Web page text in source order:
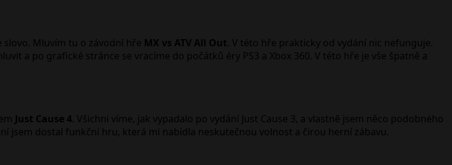
Mluvím tu o závodní hře MX vs ATV All Out. V této hře prakticky od vydání nic nefunguje.
a po grafické stránce se vracíme do počátků éry PS3 a Xbox 360. V této hře je vše špatně a
Just Cause 4. Všichni víme, jak vypadalo po vydání Just Cause 3, a vlastně jsem něco podobného
jsem dostal funkční hru, která mi nabídla neskutečnou volnost a čirou herní zábavu.